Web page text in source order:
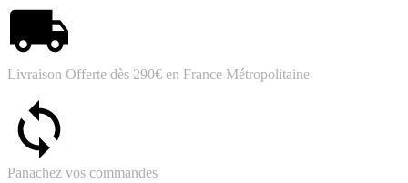
Livraison Offerte dès 290€ en France Métropolitaine
Panachez vos commandes